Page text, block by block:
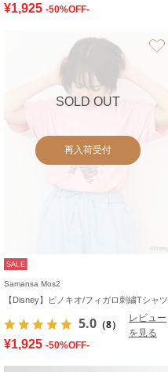
¥1,925 -50%OFF-
SOLD OUT
再入荷受付
SALE
Samansa Mos2
【Disney】ピノキオ/フィガロ刺繍Tシャツ
5.0 （8）
レビュー
を見る
¥1,925 -50%OFF-